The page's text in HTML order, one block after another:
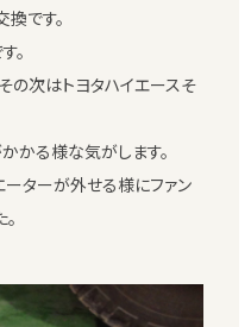
です。
。
の次はトヨタハイエースそ
かる様な気がします。
ターが外せる様にファン